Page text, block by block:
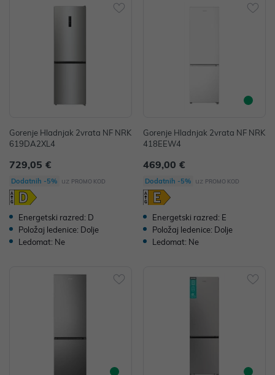
Gorenje Hladnjak 2vrata NF NRK
619DA2XL4
729,05 €
Dodatnih -5% uz PROMO KOD
Energetski razred: D
Položaj ledenice: Dolje
Ledomat: Ne
Gorenje Hladnjak 2vrata NF NRK
418EEW4
469,00 €
Dodatnih -5% uz PROMO KOD
Energetski razred: E
Položaj ledenice: Dolje
Ledomat: Ne